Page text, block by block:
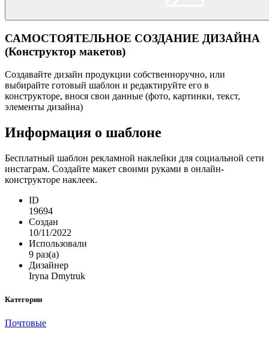
САМОСТОЯТЕЛЬНОЕ СОЗДАНИЕ ДИЗАЙНА
(Конструктор макетов)
Создавайте дизайн продукции собственноручно, или
выбирайте готовый шаблон и редактируйте его в
конструкторе, внося свои данные (фото, картинки, текст,
элементы дизайна)
Информация о шаблоне
Бесплатный шаблон рекламной наклейки для социальной сети
инстаграм. Создайте макет своими руками в онлайн-
конструкторе наклеек.
ID
19694
Создан
10/11/2022
Использовали
9 раз(а)
Дизайнер
Iryna Dmytruk
Категории
Почтовые